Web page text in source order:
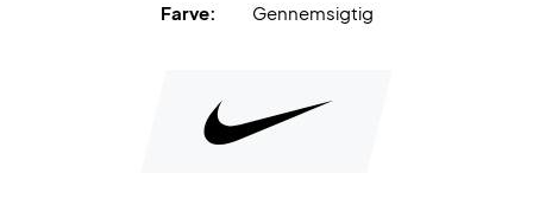
Farve:
Gennemsigtig